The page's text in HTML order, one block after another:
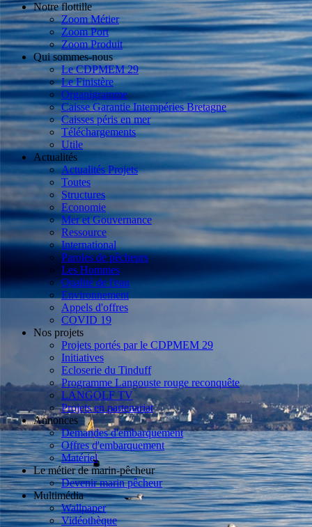
Notre flottille
Zoom Métier
Zoom Port
Zoom Produit
Qui sommes-nous
Le CDPMEM 29
Le Finistère
Organigramme
Caisse Garantie Intempéries Bretagne
Caisses péris en mer
Téléchargements
Utile
Actualités
Actualités Projets
Toutes
Structures
Economie
Mer et Gouvernance
Ressource
International
Paroles de pêcheurs
Les Hommes
Qualité de l'eau
Environnement
Appels d'offres
COVID 19
Nos projets
Projets portés par le CDPMEM 29
Initiatives
Ecloserie du Tinduff
Programme Langouste rouge reconquête
LANGOLF TV
Projets en partenariat
Annonces
Demandes d'embarquement
Offres d'embarquement
Matériel
Le métier de marin-pêcheur
Devenir marin pêcheur
Multimédia
Wallpaper
Vidéothèque